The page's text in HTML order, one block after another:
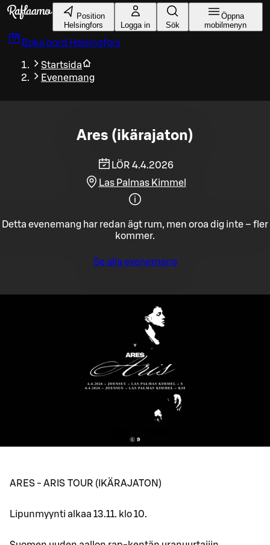
Gå till huvudinnehållet
Position
Helsingfors
Logga in Sök
Öppna
mobilmenyn
Boka bord Helsingfors
Startsida
Evenemang
Ares (ikärajaton)
LÖR 4.4.2026
Las Palmas Kimmel
Detta evenemang har redan ägt rum, men oroa dig inte – fler
kommer.
Se alla evenemang
ARES - ARIS TOUR (IKÄRAJATON)
Lipunmyynti alkaa 13.11. klo 10.